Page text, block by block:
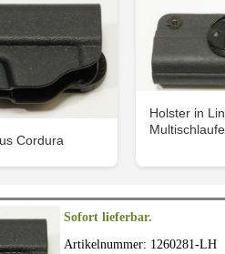
Cordura
Holster in
Sofort lieferbar.
Artikelnummer: 1260281-LH